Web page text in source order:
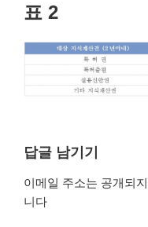
표 2
답글 남기기
이메일 주소는 공개되
니다